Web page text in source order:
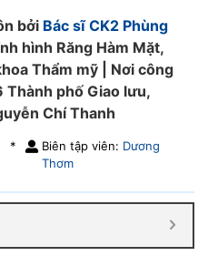
bởi Bác sĩ CK2 Phùng
hình Răng Hàm Mặt,
Thẩm mỹ | Nơi công
Thành phố Giao lưu,
Chí Thanh
* Biên tập viên: Dương
Thơm